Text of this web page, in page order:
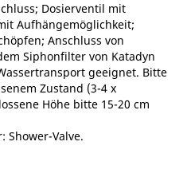
Dosierventil mit
Aufhängemöglichkeit;
Anschluss von
Siphonfilter von Katadyn
geeignet. Bitte
Zustand (3-4 x
Höhe bitte 15-20 cm
Shower-Valve.